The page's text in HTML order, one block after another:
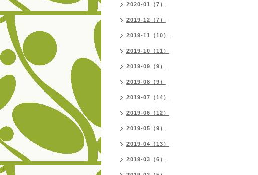
2020-01（7）
2019-12（7）
2019-11（10）
2019-10（11）
2019-09（9）
2019-08（9）
2019-07（14）
2019-06（12）
2019-05（9）
2019-04（13）
2019-03（6）